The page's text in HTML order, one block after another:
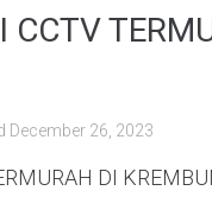
December 26, 2023
DI